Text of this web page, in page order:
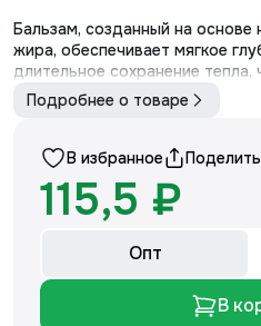
Бальзам, созданный на основе
жира, обеспечивает мягкое
длительное сохранение тепла,
Подробнее о товаре
В избранное
115,5 ₽
Опт
В